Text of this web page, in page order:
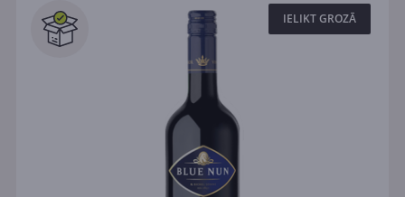
IELIKT GROZĀ